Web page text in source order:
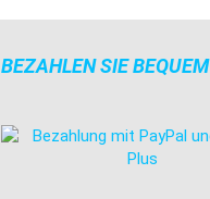
BEZAHLEN SIE BEQUEM